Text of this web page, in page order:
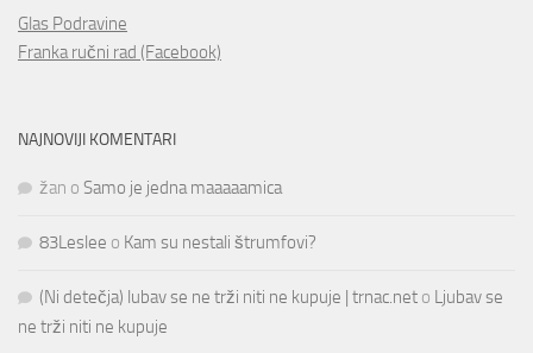
Glas Podravine
Franka ručni rad (Facebook)
NAJNOVIJI KOMENTARI
žan o Samo je jedna maaaaamica
83Leslee o Kam su nestali štrumfovi?
(Ni detečja) lubav se ne trži niti ne kupuje | trnac.net o Ljubav se
ne trži niti ne kupuje